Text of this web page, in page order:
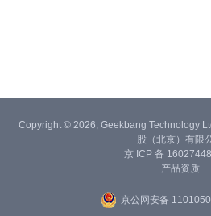
Copyright © 2026, Geekbang Technology
股（北京）有限
京 ICP 备
产品资质
京公网安备